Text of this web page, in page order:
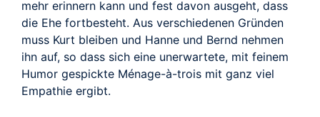
mehr erinnern kann und fest davon ausgeht, dass
die Ehe fortbesteht. Aus verschiedenen Gründen
muss Kurt bleiben und Hanne und Bernd nehmen
ihn auf, so dass sich eine unerwartete, mit feinem
Humor gespickte Ménage-à-trois mit ganz viel
Empathie ergibt.